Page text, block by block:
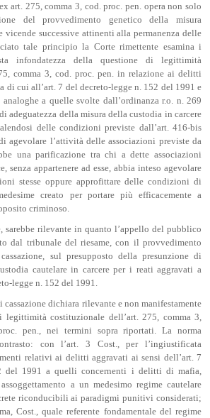
art. 275, comma 3, cod. proc. pen. opera non solo
del provvedimento genetico della misura
vicende successive attinenti alla permanenza delle
tale principio la Corte rimettente esamina i
infondatezza della questione di legittimità
comma 3, cod. proc. pen. in relazione ai delitti
di cui all’art. 7 del decreto-legge n. 152 del 1991 e
a quelle svolte dall’ordinanza r.o. n. 269
adeguatezza della misura della custodia in carcere
delle condizioni previste dall’art. 416-bis
agevolare l’attività delle associazioni previste da
una parificazione tra chi a dette associazioni
senza appartenere ad esse, abbia inteso agevolare
stesse oppure approfittare delle condizioni di
creato per portare più efficacemente a
criminoso.
sarebbe rilevante in quanto l’appello del pubblico
dal tribunale del riesame, con il provvedimento
sul presupposto della presunzione di
cautelare in carcere per i reati aggravati a
legge n. 152 del 1991.
dichiara rilevante e non manifestamente
legittimità costituzionale dell’art. 275, comma 3,
pen., nei termini sopra riportati. La norma
con l’art. 3 Cost., per l’ingiustificata
relativi ai delitti aggravati ai sensi dell’art. 7
del 1991 a quelli concernenti i delitti di mafia,
a un medesimo regime cautelare
riconducibili ai paradigmi punitivi considerati;
Cost., quale referente fondamentale del regime